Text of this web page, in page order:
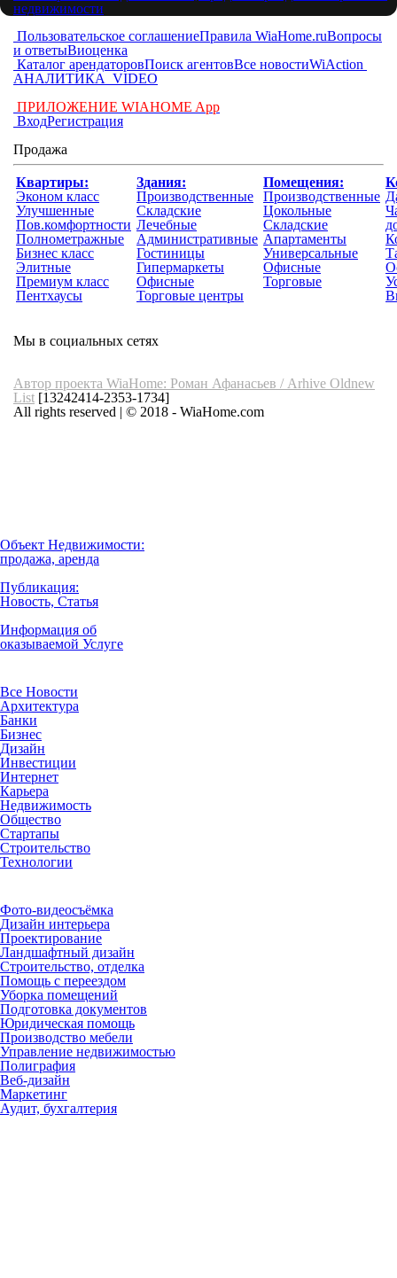
недвижимости
Пользовательское соглашениеПравила WiaHome.ruВопросы
и ответыВиоценка
Каталог арендаторовПоиск агентовВсе новостиWiAction
АНАЛИТИКА VIDEO
ПРИЛОЖЕНИЕ WIAHOME App
ВходРегистрация
Продажа
Квартиры:
Эконом класс
Улучшенные
Пов.комфортности
Полнометражные
Бизнес класс
Элитные
Премиум класс
Пентхаусы
Здания:
Производственные
Складские
Лечебные
Административные
Гостиницы
Гипермаркеты
Офисные
Торговые центры
Помещения:
Производственные
Цокольные
Складские
Апартаменты
Универсальные
Офисные
Торговые
Мы в социальных сетях
Автор проекта WiaHome: Роман Афанасьев / Arhive Oldnew
List [13242414-2353-1734]
All rights reserved | © 2018 - WiaHome.com
Объект Недвижимости:
продажа, аренда
Публикация:
Новость, Статья
Информация об
оказываемой Услуге
Все Новости
Архитектура
Банки
Бизнес
Дизайн
Инвестиции
Интернет
Карьера
Недвижимость
Общество
Стартапы
Строительство
Технологии
Фото-видеосъёмка
Дизайн интерьера
Проектирование
Ландшафтный дизайн
Строительство, отделка
Помощь с переездом
Уборка помещений
Подготовка документов
Юридическая помощь
Производство мебели
Управление недвижимостью
Полиграфия
Веб-дизайн
Маркетинг
Аудит, бухгалтерия